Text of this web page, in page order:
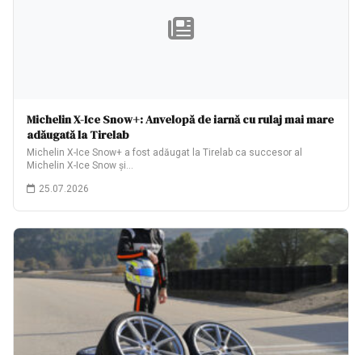
Michelin X-Ice Snow+: Anvelopă de iarnă cu rulaj mai mare
adăugată la Tirelab
Michelin X-Ice Snow+ a fost adăugat la Tirelab ca succesor al
Michelin X-Ice Snow și…
25.07.2026